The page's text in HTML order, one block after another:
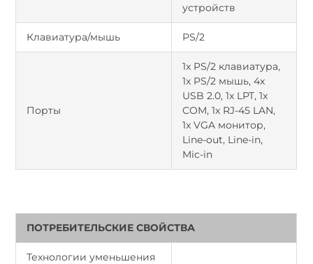
устройств
Клавиатура/мышь PS/2
Порты
1x PS/2 клавиатура,
1x PS/2 мышь, 4x
USB 2.0, 1x LPT, 1x
COM, 1x RJ-45 LAN,
1x VGA монитор,
Line-out, Line-in,
Mic-in
ПОТРЕБИТЕЛЬСКИЕ СВОЙСТВА
Технологии уменьшения